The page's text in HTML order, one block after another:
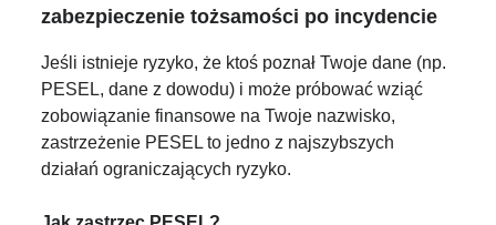
zabezpieczenie tożsamości po incydencie
Jeśli istnieje ryzyko, że ktoś poznał Twoje dane (np.
PESEL, dane z dowodu) i może próbować wziąć
zobowiązanie finansowe na Twoje nazwisko,
zastrzeżenie PESEL to jedno z najszybszych
działań ograniczających ryzyko.